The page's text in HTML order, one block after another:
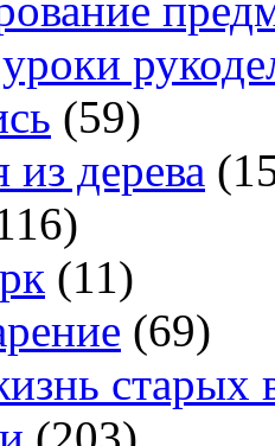
(59)
из дерева
(11)
(69)
старых